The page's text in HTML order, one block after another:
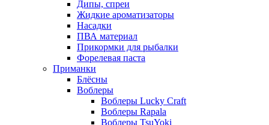
Дипы, спреи
Жидкие ароматизаторы
Насадки
ПВА материал
Прикормки для рыбалки
Форелевая паста
Приманки
Блёсны
Воблеры
Воблеры Lucky Craft
Воблеры Rapala
Воблеры TsuYoki